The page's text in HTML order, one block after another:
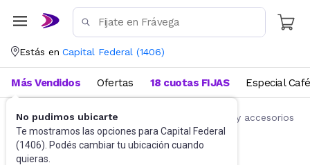
Estás en Capital Federal (1406)
No pudimos ubicarte
Te mostramos las opciones para Capital Federal
(1406). Podés cambiar tu ubicación cuando
quieras.
Más Vendidos Ofertas 18 cuotas FIJAS Especial Café
Accesorios para autos y motos Repuestos y accesorios